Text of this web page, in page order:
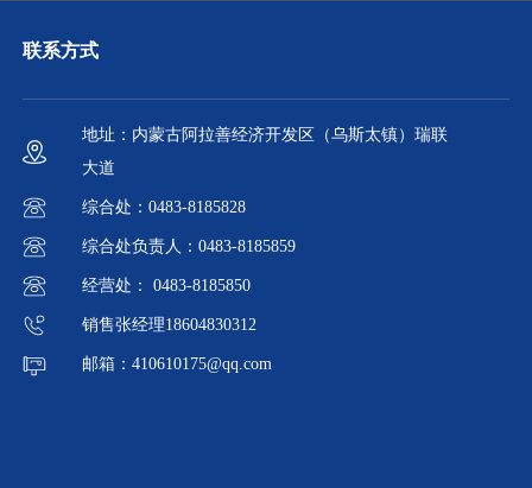
联系方式
地址：内蒙古阿拉善经济开发区（乌斯太镇）瑞联
大道
综合处：0483-8185828
综合处负责人：0483-8185859
经营处： 0483-8185850
销售张经理18604830312
邮箱：410610175@qq.com